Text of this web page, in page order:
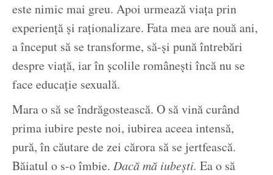
este nimic mai greu. Apoi urmează viața prin
experiență și raționalizare. Fata mea are nouă ani,
a început să se transforme, să-și pună întrebări
despre viață, iar în școlile românești încă nu se
face educație sexuală.
Mara o să se îndrăgostească. O să vină curând
prima iubire peste noi, iubirea aceea intensă,
pură, în căutare de zei cărora să se jertfească.
Băiatul o s-o îmbie. Dacă mă iubești. Ea o să